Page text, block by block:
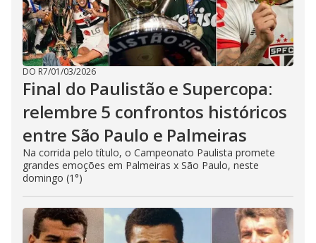
DO R7/01/03/2026
Final do Paulistão e Supercopa:
relembre 5 confrontos históricos
entre São Paulo e Palmeiras
Na corrida pelo título, o Campeonato Paulista promete
grandes emoções em Palmeiras x São Paulo, neste
domingo (1°)